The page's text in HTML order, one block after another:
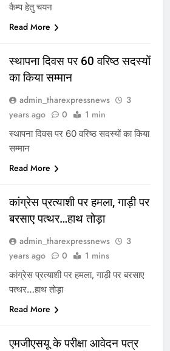
कैम्प हेतु चयन
Read More
स्थापना दिवस पर 60 वरिष्ठ सदस्यों
का किया सम्मान
admin_tharexpressnews
3
years ago
0 1 min
स्थापना दिवस पर 60 वरिष्ठ सदस्यों का किया
सम्मान
Read More
कांग्रेस प्रत्याशी पर हमला, गाड़ी पर
बरसाए पत्थर…हाथ तोड़ा
admin_tharexpressnews
3
years ago
0 1 mins
कांग्रेस प्रत्याशी पर हमला, गाड़ी पर बरसाए
पत्थर…हाथ तोड़ा
Read More
एमजीएसयू के परीक्षा आवेदन पत्र